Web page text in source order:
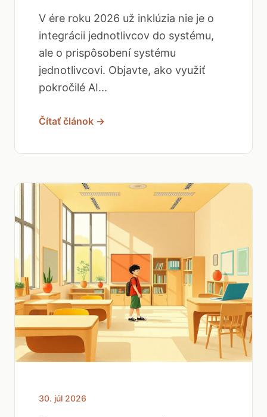
V ére roku 2026 už inklúzia nie je o
integrácii jednotlivcov do systému,
ale o prispôsobení systému
jednotlivcovi. Objavte, ako využiť
pokročilé AI...
Čítať článok →
30. júl 2026